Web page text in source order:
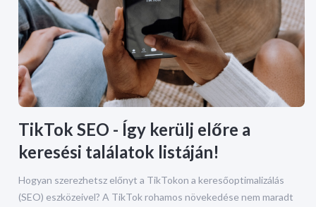
TikTok SEO - Így kerülj előre a
keresési találatok listáján!
Hogyan szerezhetsz előnyt a TikTokon a keresőoptimalizálás
(SEO) eszközeivel? A TikTok rohamos növekedése nem maradt